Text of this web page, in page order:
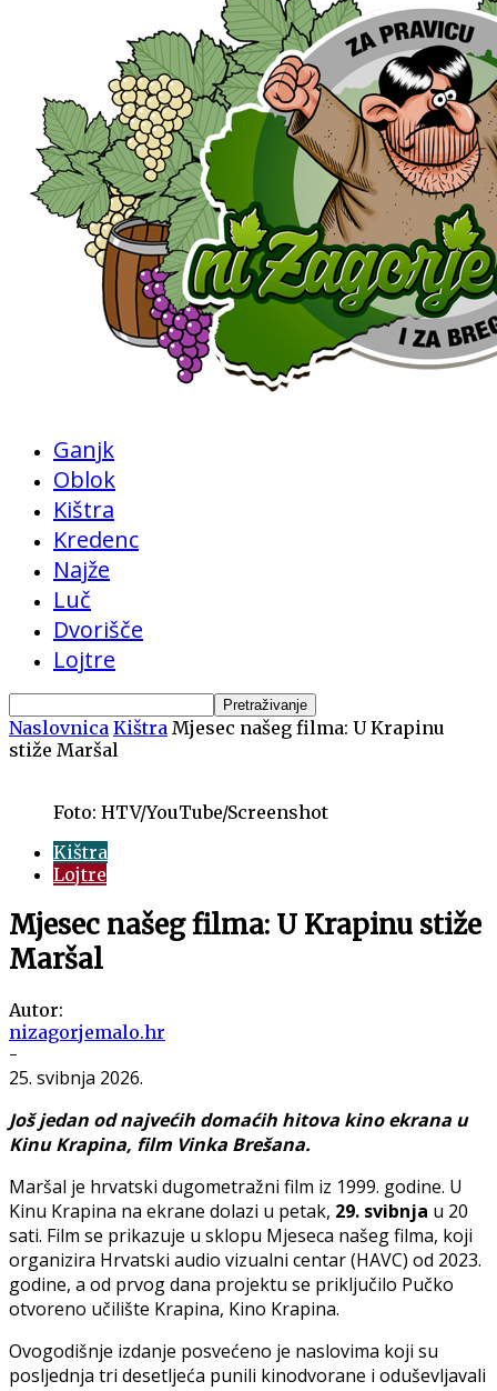
Ganjk
Oblok
Kištra
Kredenc
Najže
Luč
Dvorišče
Lojtre
Naslovnica Kištra Mjesec našeg filma: U Krapinu
stiže Maršal
Foto: HTV/YouTube/Screenshot
Kištra
Lojtre
Mjesec našeg filma: U Krapinu stiže
Maršal
Autor:
nizagorjemalo.hr
-
25. svibnja 2026.
Još jedan od najvećih domaćih hitova kino ekrana u
Kinu Krapina, film Vinka Brešana.
Maršal je hrvatski dugometražni film iz 1999. godine. U
Kinu Krapina na ekrane dolazi u petak, 29. svibnja u 20
sati. Film se prikazuje u sklopu Mjeseca našeg filma, koji
organizira Hrvatski audio vizualni centar (HAVC) od 2023.
godine, a od prvog dana projektu se priključilo Pučko
otvoreno učilište Krapina, Kino Krapina.
Ovogodišnje izdanje posvećeno je naslovima koji su
posljednja tri desetljeća punili kinodvorane i oduševljavali